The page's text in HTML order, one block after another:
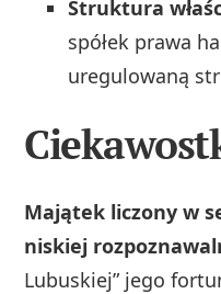
Struktura
spółek prawa
uregulowaną
Majątek liczony w
niskiej
Lubuskiej” jego